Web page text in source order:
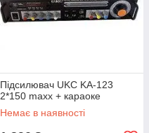
Підсилювач UKC KA-123
2*150 maxx + караоке
Немає в наявності